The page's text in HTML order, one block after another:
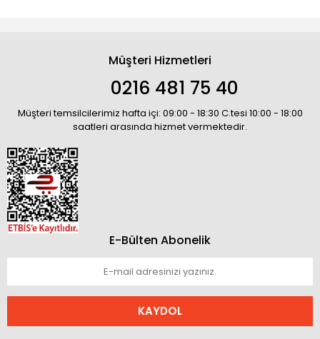
Müşteri Hizmetleri
0216 481 75 40
Müşteri temsilcilerimiz hafta içi: 09:00 - 18:30 C.tesi 10:00 - 18:00
saatleri arasında hizmet vermektedir.
E-Bülten Abonelik
KAYDOL